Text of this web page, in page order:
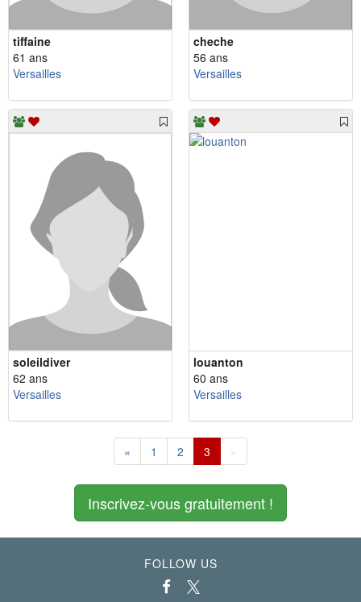
tiffaine
61 ans
Versailles
cheche
56 ans
Versailles
soleildiver
62 ans
Versailles
louanton
60 ans
Versailles
« 1 2 3 »
Inscrivez-vous gratuitement !
FOLLOW US